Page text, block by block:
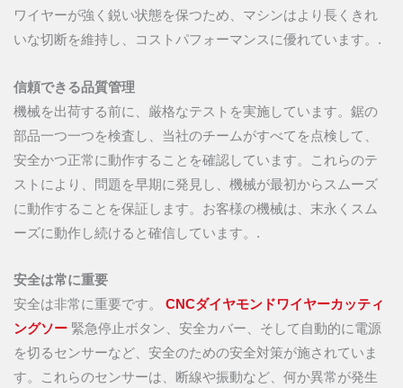
ワイヤーが強く鋭い状態を保つため、マシンはより長くきれ
いな切断を維持し、コストパフォーマンスに優れています。.
信頼できる品質管理
機械を出荷する前に、厳格なテストを実施しています。鋸の
部品一つ一つを検査し、当社のチームがすべてを点検して、
安全かつ正常に動作することを確認しています。これらのテ
ストにより、問題を早期に発見し、機械が最初からスムーズ
に動作することを保証します。お客様の機械は、末永くスム
ーズに動作し続けると確信しています。.
安全は常に重要
安全は非常に重要です。 CNCダイヤモンドワイヤーカッティ
ングソー 緊急停止ボタン、安全カバー、そして自動的に電源
を切るセンサーなど、安全のための安全対策が施されていま
す。これらのセンサーは、断線や振動など、何か異常が発生